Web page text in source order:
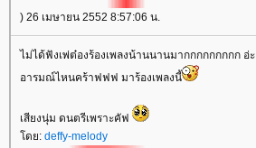
) 26 เมษายน 2552 8:57:06 น.
ไม่ได้ฟังเพ่ต๋องร้องเพลงน้านนานมากกกกกกกกก อ่ะ
อารมณ์ไหนคร้าฟฟฟ มาร้องเพลงนี้
เสียงนุ่ม ดนตรีเพราะคัฟ
ดย: deffy-melody